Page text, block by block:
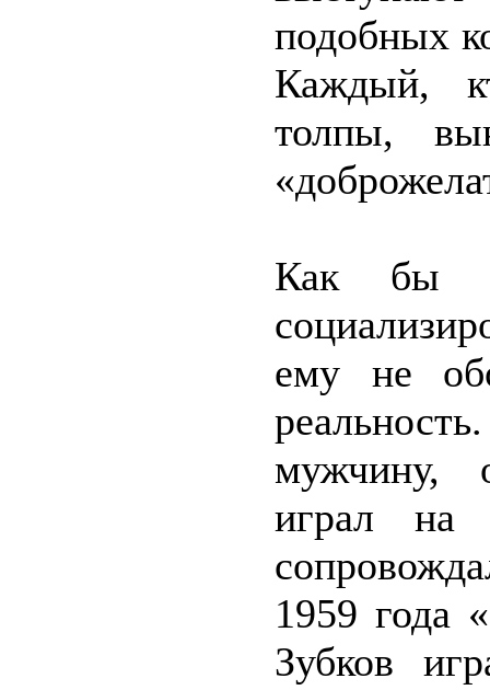
подобных
Каждый,
толпы,
Как бы
ему не
мужчину,
играл на
1959 года
Зубков